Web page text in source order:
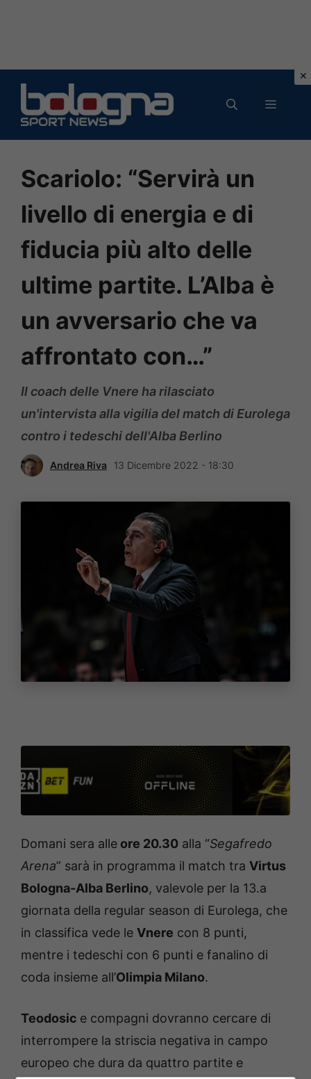
contenuto
MENU
Scariolo: “Servirà un
livello di energia e di
fiducia più alto delle
ultime partite. L’Alba è
un avversario che va
affrontato con…”
Il coach delle Vnere ha rilasciato
un'intervista alla vigilia del match di Eurolega
contro i tedeschi dell'Alba Berlino
Andrea Riva 13 Dicembre 2022 - 18:30
Domani sera alle ore 20.30 alla “Segafredo
Arena” sarà in programma il match tra Virtus
Bologna-Alba Berlino, valevole per la 13.a
giornata della regular season di Eurolega, che
in classifica vede le Vnere con 8 punti,
mentre i tedeschi con 6 punti e fanalino di
coda insieme all’Olimpia Milano.
Teodosic e compagni dovranno cercare di
interrompere la striscia negativa in campo
europeo che dura da quattro partite e